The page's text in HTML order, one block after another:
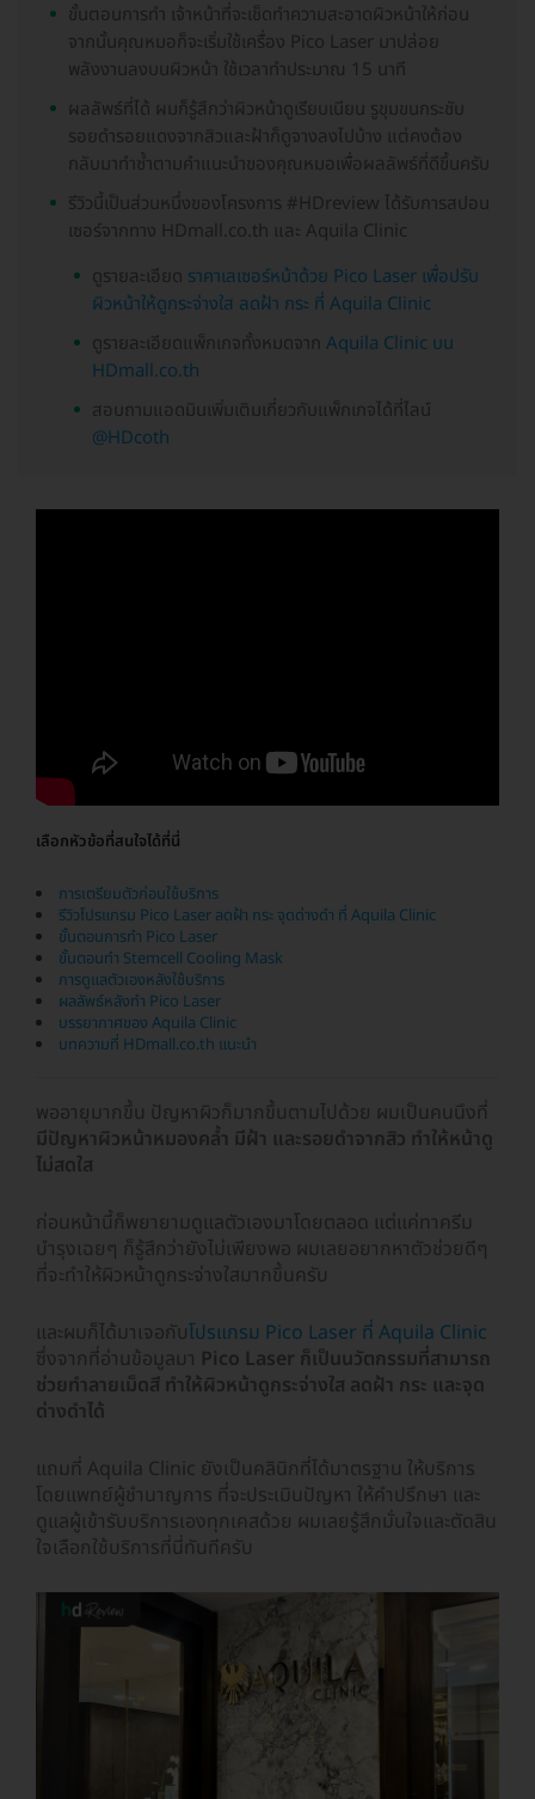
ขั้นตอนการทำ เจ้าหน้าที่จะเช็ดทำความสะอาดผิวหน้าให้ก่อน
จากนั้นคุณหมอก็จะเริ่มใช้เครื่อง Pico Laser มาปล่อย
พลังงานลงบนผิวหน้า ใช้เวลาทำประมาณ 15 นาที
ผลลัพธ์ที่ได้ ผมก็รู้สึกว่าผิวหน้าดูเรียบเนียน รูขุมขนกระชับ
รอยดำรอยแดงจากสิวและฝ้าก็ดูจางลงไปบ้าง แต่คงต้อง
กลับมาทำซ้ำตามคำแนะนำของคุณหมอเพื่อผลลัพธ์ที่ดีขึ้นครับ
รีวิวนี้เป็นส่วนหนึ่งของโครงการ #HDreview ได้รับการสปอน
เซอร์จากทาง HDmall.co.th และ Aquila Clinic
ดูรายละเอียด ราคาเลเซอร์หน้าด้วย Pico Laser เพื่อปรับ
ผิวหน้าให้ดูกระจ่างใส ลดฝ้า กระ ที่ Aquila Clinic
ดูรายละเอียดแพ็กเกจทั้งหมดจาก Aquila Clinic บน
HDmall.co.th
สอบถามแอดมินเพิ่มเติมเกี่ยวกับแพ็กเกจได้ที่ไลน์
@HDcoth
เลือกหัวข้อที่สนใจได้ที่นี่
การเตรียมตัวก่อนใช้บริการ
รีวิวโปรแกรม Pico Laser ลดฝ้า กระ จุดด่างดำ ที่ Aquila Clinic
ขั้นตอนการทำ Pico Laser
ขั้นตอนทำ Stemcell Cooling Mask
การดูแลตัวเองหลังใช้บริการ
ผลลัพธ์หลังทำ Pico Laser
บรรยากาศของ Aquila Clinic
บทความที่ HDmall.co.th แนะนำ
พออายุมากขึ้น ปัญหาผิวก็มากขึ้นตามไปด้วย ผมเป็นคนนึงที่
มีปัญหาผิวหน้าหมองคล้ำ มีฝ้า และรอยดำจากสิว ทำให้หน้าดู
ไม่สดใส
ก่อนหน้านี้ก็พยายามดูแลตัวเองมาโดยตลอด แต่แค่ทาครีม
บำรุงเฉยๆ ก็รู้สึกว่ายังไม่เพียงพอ ผมเลยอยากหาตัวช่วยดีๆ
ที่จะทำให้ผิวหน้าดูกระจ่างใสมากขึ้นครับ
และผมก็ได้มาเจอกับโปรแกรม Pico Laser ที่ Aquila Clinic
ซึ่งจากที่อ่านข้อมูลมา Pico Laser ก็เป็นนวัตกรรมที่สามารถ
ช่วยทำลายเม็ดสี ทำให้ผิวหน้าดูกระจ่างใส ลดฝ้า กระ และจุด
ด่างดำได้
แถมที่ Aquila Clinic ยังเป็นคลินิกที่ได้มาตรฐาน ให้บริการ
โดยแพทย์ผู้ชำนาญการ ที่จะประเมินปัญหา ให้คำปรึกษา และ
ดูแลผู้เข้ารับบริการเองทุกเคสด้วย ผมเลยรู้สึกมั่นใจและตัดสิน
ใจเลือกใช้บริการที่นี่ทันทีครับ